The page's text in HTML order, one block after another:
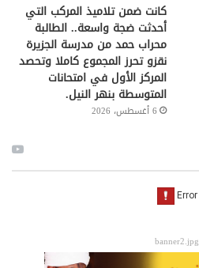
كانت ضمن تلاميذ المركب التي
أحدثت ضجة واسعة.. الطالبة
محراب حمد من مدرسة الجزيرة
نقزو تحرز المجموع كاملا وتحصد
المركز الأول في امتحانات
المتوسطة بنهر النيل.
6 أغسطس، 2026
banner2.jpg